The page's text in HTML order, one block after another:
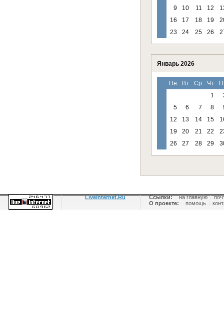
9
10 11 12
16
17 18 19
23
24 25 26
Январь 2026
Пн Вт Ср Чт
1
5
6 7 8
12
13 14 15
19
20 21 22
26
27 28 29
LiveInternet.Ru Ссылки: на главную |
О проекте:
помощь